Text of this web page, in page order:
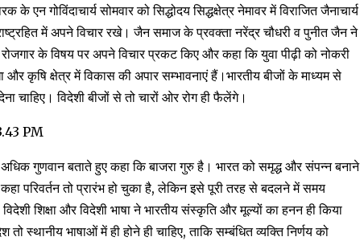
एन गोविंदाचार्य सोमवार को सिद्धोदय सिद्धक्षेत्र नेमावर में विराजित जैनाचार्य
राष्ट्रहित में अपने विचार रखे। जैन समाज के प्रवक्ता नरेंद्र चौधरी व पुनीत जैन ने
रोजगार के विषय पर अपने विचार प्रकट किए और कहा कि युवा पीढ़ी को नोकरी
कृषि क्षेत्र में विकास की अपार सम्भावनाएं हैं।भारतीय बीजों के माध्यम से
चाहिए। विदेशी बीजों से तो चारों ओर रोग ही फैलेंगे।
गुणवान बताते हुए कहा कि बाजरा गुरु है। भारत को समृद्ध और संपन्न बनाने
परिवर्तन तो प्रारंभ हो चुका है, लेकिन इसे पूरी तरह से बदलने में समय
शिक्षा और विदेशी भाषा ने भारतीय संस्कृति और मूल्यों का हनन ही किया
भाषाओं में ही होने ही चाहिए, ताकि सम्बंधित व्यक्ति निर्णय को